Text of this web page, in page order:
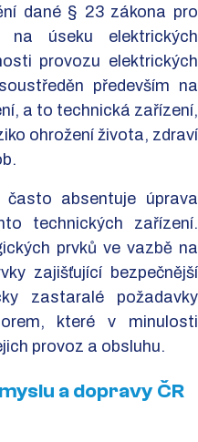
dané § 23 zákona pro
na úseku elektrických
provozu elektrických
především na
a to technická zařízení,
ohrožení života, zdraví
absentuje úprava
technických zařízení.
prvků ve vazbě na
zajišťující bezpečnější
zastaralé požadavky
které v minulosti
provoz a obsluhu.
a dopravy ČR